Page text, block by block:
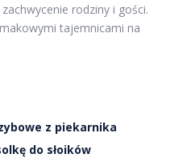
rodziny i gości.
tajemnicami na
z piekarnika
do słoików